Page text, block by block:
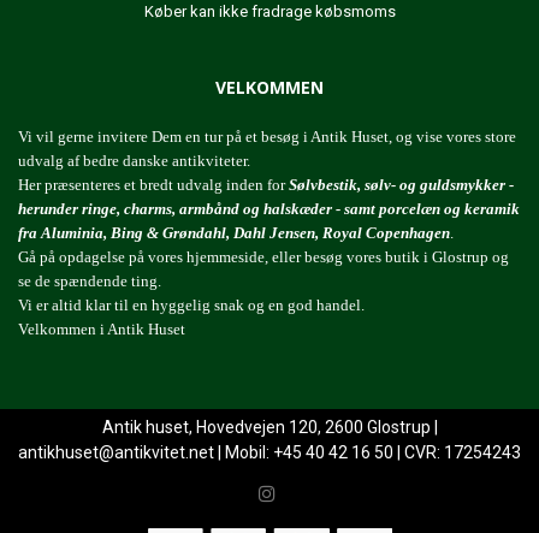
Køber kan ikke fradrage købsmoms
VELKOMMEN
Vi vil gerne invitere Dem en tur på et besøg i Antik Huset, og vise vores store
udvalg af bedre danske antikviteter.
Her præsenteres et bredt udvalg inden forSølvbestik, sølv- og guldsmykker -
herunder ringe, charms, armbånd og halskæder - samt porcelæn og keramik
fra Aluminia, Bing & Grøndahl, Dahl Jensen, Royal Copenhagen
Gå på opdagelse på vores hjemmeside, eller besøg vores butik i Glostrup og
se de spændende ting.
Vi er altid klar til en hyggelig snak og en god handel.
Velkommen i Antik Huset
Antik huset, Hovedvejen 120, 2600 Glostrup |
antikhuset@antikvitet.net| Mobil: +45 40 42 16 50 | CVR: 17254243